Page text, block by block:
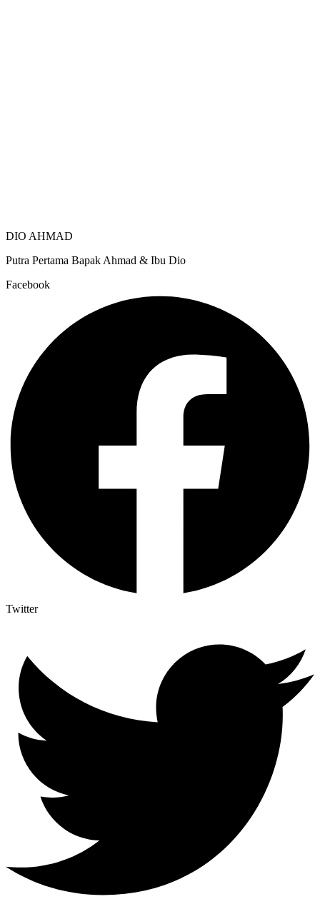
DIO AHMAD
Putra Pertama Bapak Ahmad & Ibu Dio
Facebook
Twitter